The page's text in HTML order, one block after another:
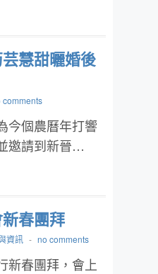
慧甜曬婚後
comments
今個農曆年打響
邀請到新晉…
春團拜
資訊 - no comments
新春團拜，會上